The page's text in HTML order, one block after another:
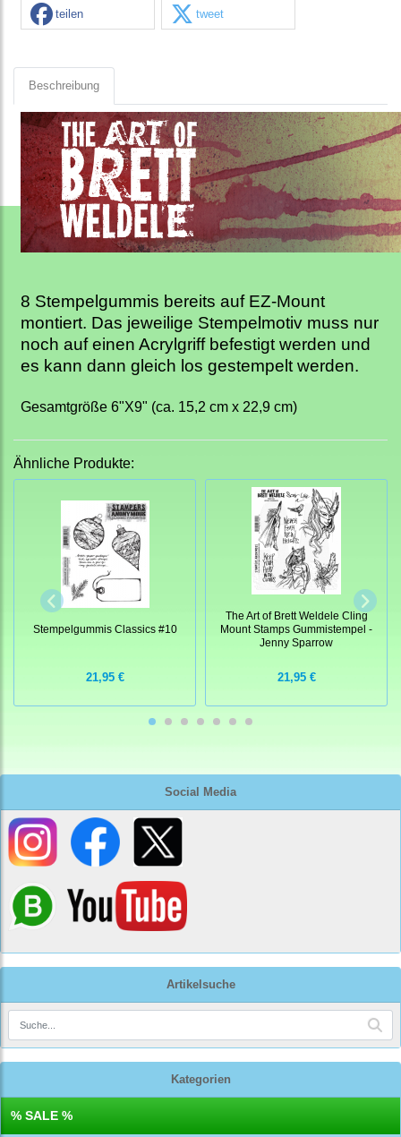
Social Media
Artikelsuche
Kategorien
% SALE %
teilen tweet
Beschreibung
8 Stempelgummis bereits auf EZ-Mount
montiert. Das jeweilige Stempelmotiv muss nur
noch auf einen Acrylgriff befestigt werden und
es kann dann gleich los gestempelt werden.
Gesamtgröße 6"X9" (ca. 15,2 cm x 22,9 cm)
Ähnliche Produkte:
Stempelgummis Classics #10
21,95 €
The Art of Brett Weldele Cling
Mount Stamps Gummistempel -
Jenny Sparrow
21,95 €